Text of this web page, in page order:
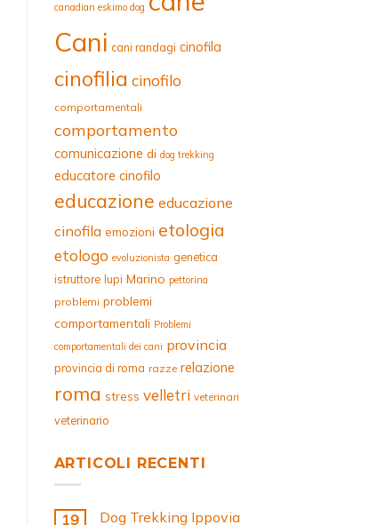
canadian eskimo dog
Cani cani randagi cinofila
cinofilia cinofilo
comportamentali
comportamento
comunicazione di dog trekking
educatore cinofilo
educazione educazione
cinofila emozioni etologia
etologo evoluzionista genetica
istruttore lupi Marino pettorina
problemi problemi
comportamentali Problemi
comportamentali dei cani provincia
provincia di roma razze relazione
roma stress velletri veterinari
veterinario
ARTICOLI RECENTI
19
Dog Trekking Ippovia